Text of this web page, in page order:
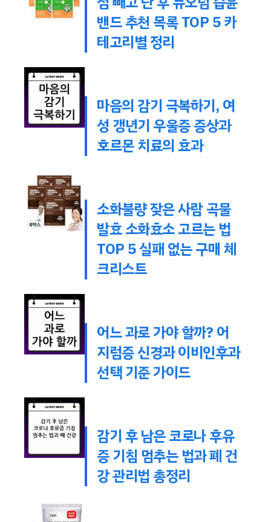
밴드 추천 목록 TOP 5 카
테고리별 정리
마음의 감기 극복하기, 여
성 갱년기 우울증 증상과
호르몬 치료의 효과
소화불량 잦은 사람 곡물
발효 소화효소 고르는 법
TOP 5 실패 없는 구매 체
크리스트
어느 과로 가야 할까? 어
지럼증 신경과 이비인후과
선택 기준 가이드
감기 후 남은 코로나 후유
증 기침 멈추는 법과 폐 건
강 관리법 총정리